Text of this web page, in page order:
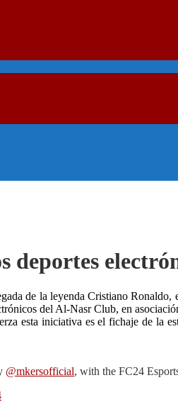
deportes
de la leyenda Cristiano Ronaldo,
del Al-Nasr Club, en
esta iniciativa es el fichaje de la
@mkersofficial, with the FC24